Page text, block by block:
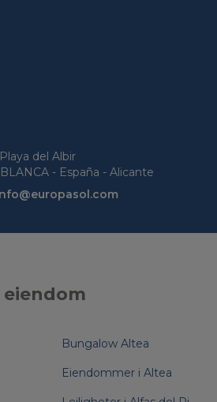
del Albir
- España - Alicante
Bungalow Altea
Eiendommer i Altea